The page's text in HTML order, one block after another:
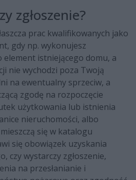
zgłoszenie?
prac kwalifikowanych jako
gdy np. wykonujesz
element istniejącego domu, a
nie wychodzi poza Twoją
na ewentualny sprzeciw, a
zgodę na rozpoczęcie
użytkowania lub istnienia
nieruchomości, albo
się w katalogu
się obowiązek uzyskania
czy wystarczy zgłoszenie,
na przesłanianie i